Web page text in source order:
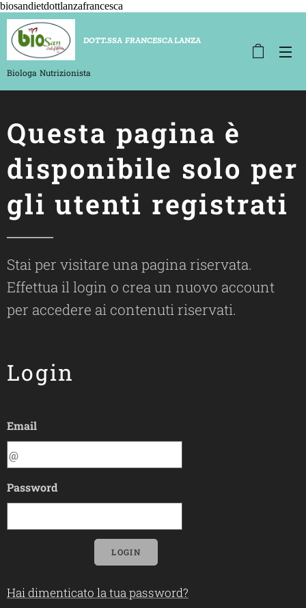
biosandietdottlanzafrancesca
DOTT.SSA FRANCESCA LANZA
Biologa Nutrizionista
Questa pagina è
disponibile solo per
gli utenti registrati
Stai per visitare una pagina riservata.
Effettua il login o crea un nuovo account
per accedere ai contenuti riservati.
Login
Email
Password
LOGIN
Hai dimenticato la tua password?